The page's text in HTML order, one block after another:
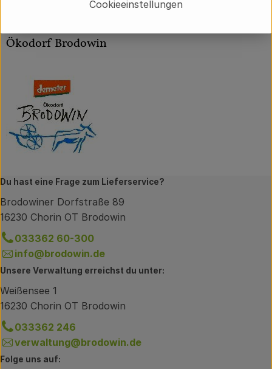
Ökodorf Brodowin
Du hast eine Frage zum Lieferservice?
Brodowiner Dorfstraße 89
16230 Chorin OT Brodowin
033362 60-300
info@brodowin.de
Unsere Verwaltung erreichst du unter:
Weißensee 1
16230 Chorin OT Brodowin
033362 246
verwaltung@brodowin.de
Folge uns auf:
Cookieeinstellungen